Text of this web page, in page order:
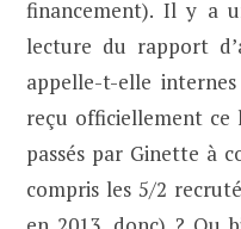
financement). Il y a
lecture du rapport
appelle-t-elle
reçu officiellement ce
passés par Ginette à
compris les 5/2